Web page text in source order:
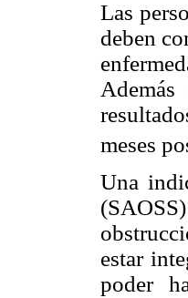
Las
deben
meses
Una
estar
poder